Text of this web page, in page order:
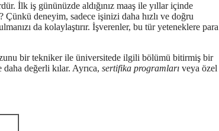
İlk iş gününüzde aldığınız maaş ile yıllar içinde
Çünkü deneyim, sadece işinizi daha hızlı ve doğru
da kolaylaştırır. İşverenler, bu tür yeteneklere para
bir tekniker ile üniversitede ilgili bölümü bitirmiş bir
değerli kılar. Ayrıca, sertifika programları veya özel